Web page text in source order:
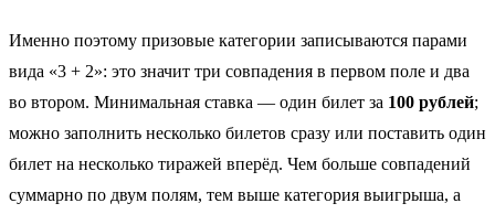
Именно поэтому призовые категории записываются парами
вида «3 + 2»: это значит три совпадения в первом поле и два
во втором. Минимальная ставка — один билет за 100 рублей;
можно заполнить несколько билетов сразу или поставить один
билет на несколько тиражей вперёд. Чем больше совпадений
суммарно по двум полям, тем выше категория выигрыша, а